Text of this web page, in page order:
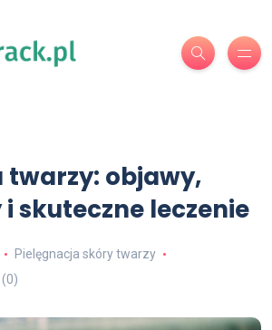
twarzy: objawy,
skuteczne leczenie
Pielęgnacja skóry twarzy